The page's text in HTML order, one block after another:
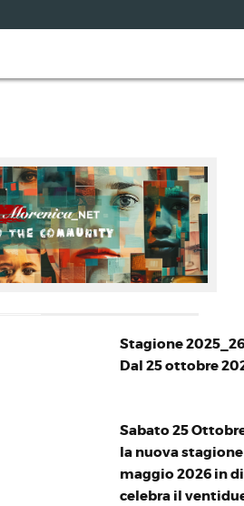
Stagione 2025_26
Dal 25 ottobre
Sabato 25
la nuova
maggio 2026 in
celebra il